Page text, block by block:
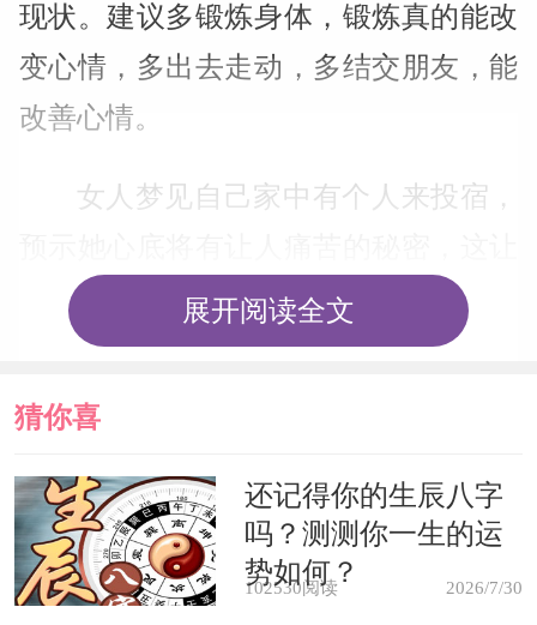
现状。建议多锻炼身体，锻炼真的能改
变心情，多出去走动，多结交朋友，能
改善心情。
女人梦见自己家中有个人来投宿，
她很沉重。
性的交往中，她将遇到意想不到的烦心
事。
梦见自己寄宿后付账，预示得到恩
惠以及金钱的积累。
展开阅读全文
猜你喜
欢
还记得你的生辰八字
吗？测测你一生的运
势如何？
102530阅读 2026/7/30